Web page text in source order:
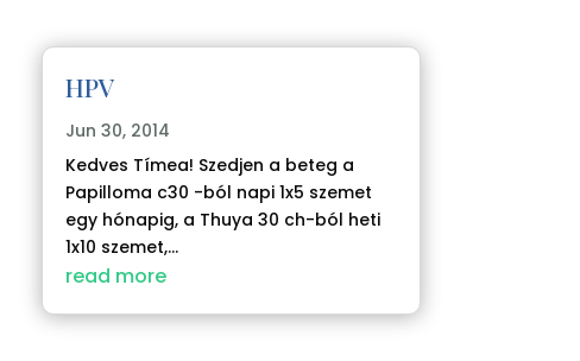
HPV
Jun 30, 2014
Kedves Tímea! Szedjen a beteg a
Papilloma c30 -ból napi 1x5 szemet
egy hónapig, a Thuya 30 ch-ból heti
1x10 szemet,...
read more